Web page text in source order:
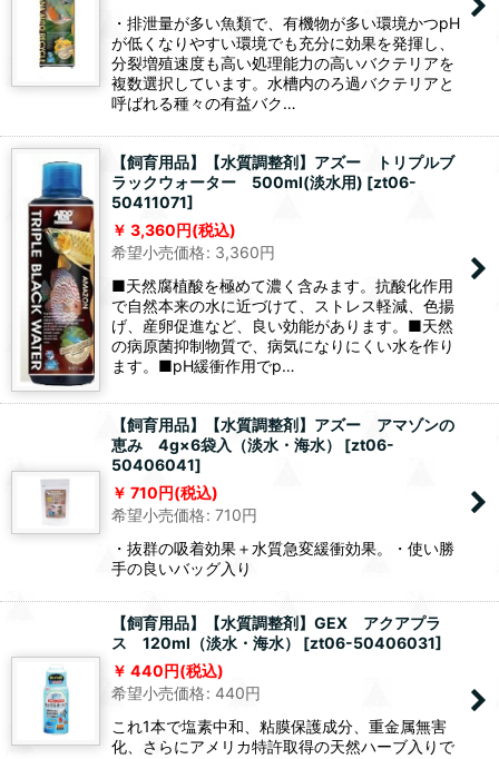
・排泄量が多い魚類で、有機物が多い環境かつpH
が低くなりやすい環境でも充分に効果を発揮し、
分裂増殖速度も高い処理能力の高いバクテリアを
複数選択しています。水槽内のろ過バクテリアと
呼ばれる種々の有益バク…
【飼育用品】【水質調整剤】アズー トリプルブ
ラックウォーター 500ml(淡水用) [zt06-
50411071]
3,360円(税込)
希望小売価格: 3,360円
■天然腐植酸を極めて濃く含みます。抗酸化作用
で自然本来の水に近づけて、ストレス軽減、色揚
げ、産卵促進など、良い効能があります。■天然
の病原菌抑制物質で、病気になりにくい水を作り
ます。■pH緩衝作用でp…
【飼育用品】【水質調整剤】アズー アマゾンの
恵み 4g×6袋入（淡水・海水）
[zt06-
50406041]
710円(税込)
希望小売価格: 710円
・抜群の吸着効果＋水質急変緩衝効果。・使い勝
手の良いバッグ入り
【飼育用品】【水質調整剤】GEX アクアプラ
ス 120ml（淡水・海水）
[zt06-50406031]
440円(税込)
希望小売価格: 440円
これ1本で塩素中和、粘膜保護成分、重金属無害
化、さらにアメリカ特許取得の天然ハーブ入りで